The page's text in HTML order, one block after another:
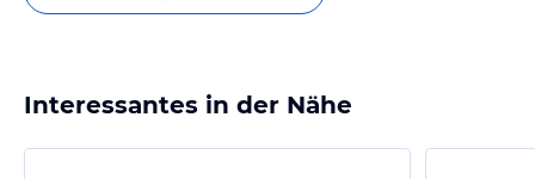
Interessantes in der Nähe